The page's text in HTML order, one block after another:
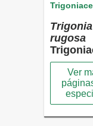
Trigonia
rugosa
Ver